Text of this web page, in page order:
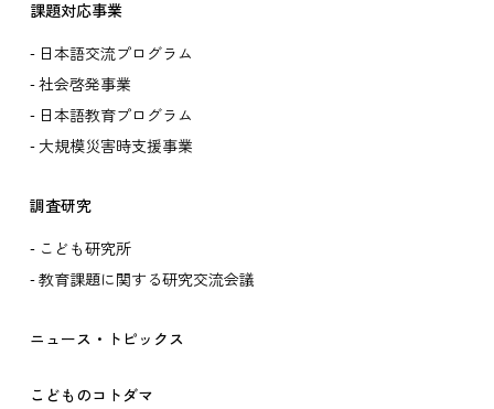
課題対応事業
日本語交流プログラム
社会啓発事業
日本語教育プログラム
大規模災害時支援事業
調査研究
こども研究所
教育課題に関する研究交流会議
ニュース・トピックス
こどものコトダマ